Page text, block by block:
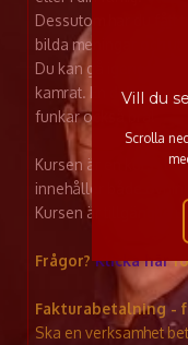
Dessutom har du fått
bilda meningar och
Du kan gå igenom
kamrat. En del
funkar också bra!
Kursen är en kurs i
innehåller både
Kursen är tillgänglig
Frågor?Klicka här
Fakturabetalning -
Ska en verksamhet
Vill du
Scrolla